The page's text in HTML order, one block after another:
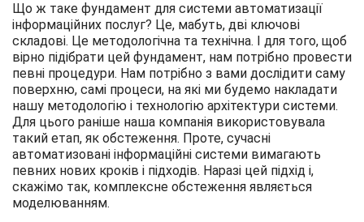
Що ж таке фундамент для системи автоматизації
інформаційних послуг? Це, мабуть, дві ключові
складові. Це методологічна та технічна. І для того, щоб
вірно підібрати цей фундамент, нам потрібно провести
певні процедури. Нам потрібно з вами дослідити саму
поверхню, самі процеси, на які ми будемо накладати
нашу методологію і технологію архітектури системи.
Для цього раніше наша компанія використовувала
такий етап, як обстеження. Проте, сучасні
автоматизовані інформаційні системи вимагають
певних нових кроків і підходів. Наразі цей підхід і,
скажімо так, комплексне обстеження являється
моделюванням.